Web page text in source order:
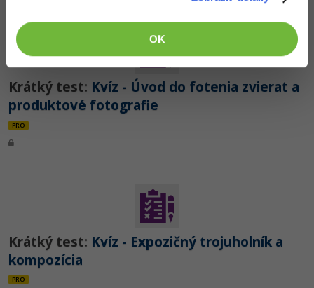
OK
Krátký test: Kvíz - Úvod do fotenia zvierat a
produktové fotografie
PRO
Krátký test: Kvíz - Expozičný trojuholník a
kompozícia
PRO